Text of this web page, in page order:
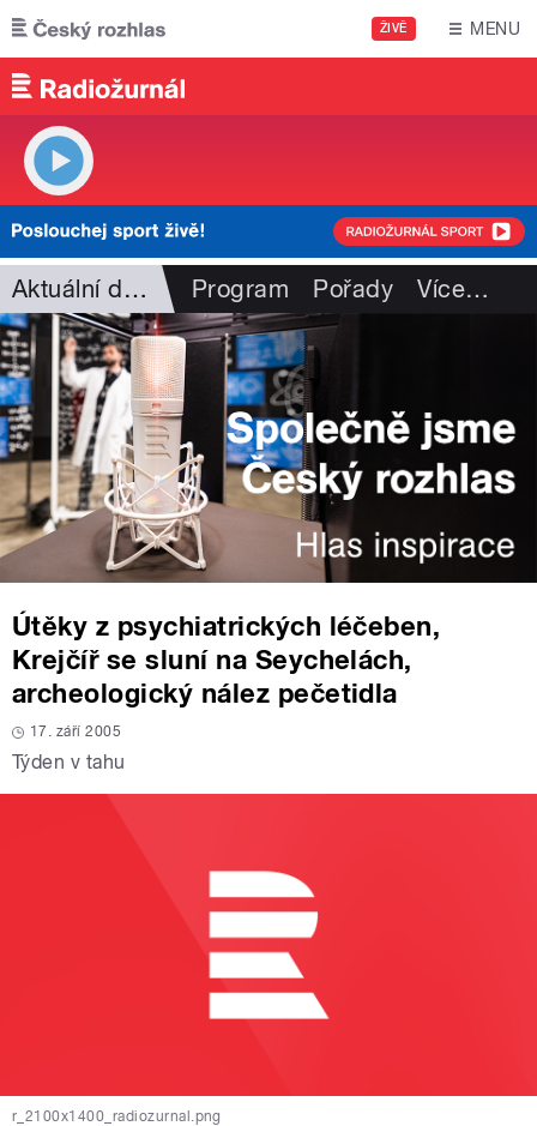
Přejít k hlavnímu obsahu
ŽIVĚ MENU
Aktuální dění Program Pořady Více…
Útěky z psychiatrických léčeben,
Krejčíř se sluní na Seychelách,
archeologický nález pečetidla
17. září 2005
Týden v tahu
r_2100x1400_radiozurnal.png